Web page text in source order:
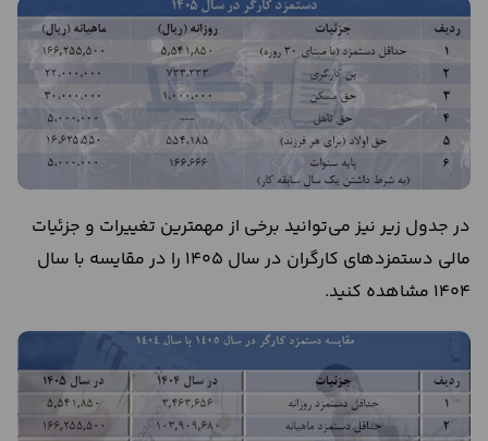
در جدول زیر نیز می‌توانید برخی از مهمترین تغییرات و جزئیات
مالی دستمزدهای کارگران در سال 1405 را در مقایسه با سال
1404 مشاهده کنید.